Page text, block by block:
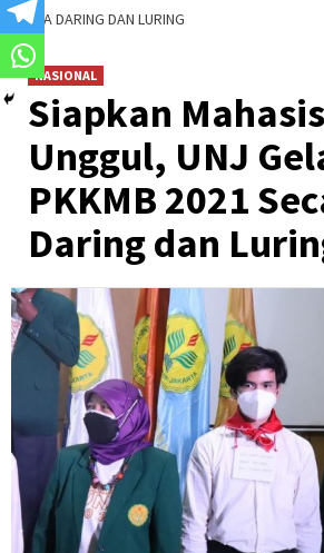
SECARA DARING DAN LURING
NASIONAL
Siapkan
Unggul, UNJ
PKKMB 2021
Daring dan